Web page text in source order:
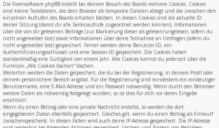
Die Forensoftware phpBB erstellt bei deinem Besuch des Boards mehrere Cookies. Cookies
sind kleine Textdateien, die dein Browser als temporäre Dateien ablegt und die zwischen den
einzelnen Aufrufen des Boards erhalten bleiben. In diesen Cookies sind die aktuelle ID
deiner Sitzung (damit dir alle Seitenaufrufe zugeordnet werden können), Informationen
über die von dir gelesenen Beiträge (zur Markierung dieser als gelesen/ungelesen; sofern du
nicht angemeldet bist) sowie Informationen über deine Teilnahme an Umfragen (sofern du
nicht angemeldet bist) gespeichert. Ferner werden deine Benutzer-ID, ein
Authentifizierungsschlüssel und eine Session-ID gespeichert. Die Cookies haben
standardmäßig eine Gültigkeit von einem Jahr. Alle Cookies kannst du jederzeit über die
Funktion „Alle Cookies löschen“ löschen.
Weiterhin werden die Daten gespeichert, die du bei der Registrierung, in deinem Profil oder
deinem persönlichem Bereich angibst. Für die Registrierung sind mindestens ein eindeutiger
Benutzername, eine E-Mail-Adresse und ein Passwort notwendig. Wenn durch den Betreiber
weitere Daten als notwendig festgelegt wurden, so ist dies für dich vor deren Eingabe
ersichtlich.
Wenn du einen Beitrag oder eine private Nachricht erstellst, so werden die dort
eingegebenen Daten ebenfalls gespeichert. Gleiches gilt, wenn du einen Beitrag als Entwurf
zwischenspeicherst. In diesen Fällen wird auch deine IP-Adresse gespeichert. Die IP-Adresse